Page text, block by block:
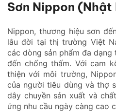
Sơn Nippon (Nhật
Nippon, thương hiệu sơn
lâu đời tại thị trường Việt
các dòng sản phẩm đa
đến chống thấm. Với cam
thiện với môi trường,
của người tiêu dùng và thợ
dây chuyền sản xuất và
ứng nhu cầu ngày càng cao